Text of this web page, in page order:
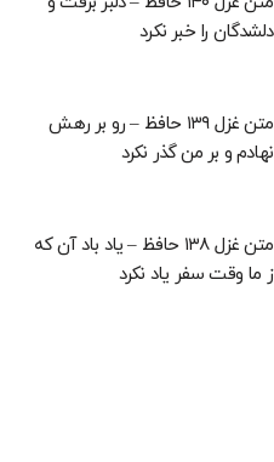
دلشدگان را خبر نکرد
متن غزل ۱۳۹ حافظ – رو بر رهش
نهادم و بر من گذر نکرد
متن غزل ۱۳۸ حافظ – یاد باد آن که
ز ما وقت سفر یاد نکرد